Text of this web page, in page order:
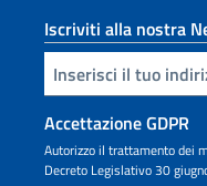
Iscriviti alla nostra
Inserisci la tua email
Accettazione GDPR
Autorizzo il trattamento dei
Decreto Legislativo 30